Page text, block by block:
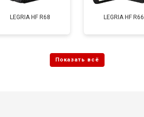
LEGRIA HF R68 LEGRIA HF R66